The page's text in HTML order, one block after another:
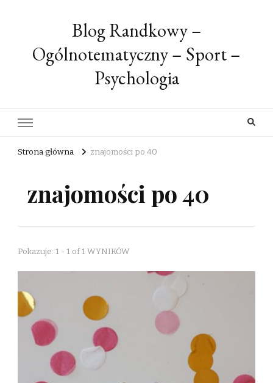
Blog Randkowy –
Ogólnotematyczny – Sport –
Psychologia
Strona główna znajomości po 40
znajomości po 40
Pokazuje: 1 - 1 of 1 WYNIKÓW